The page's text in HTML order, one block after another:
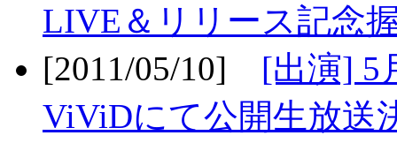
LIVE＆リリース記念
[2011/05/10] [出演] 5
ViViDにて公開生放送